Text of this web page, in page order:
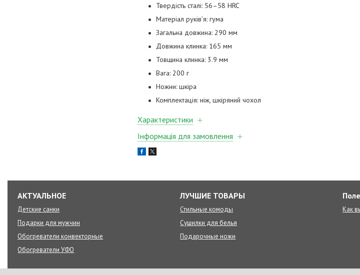
Твердість сталі: 56–58 HRC
Матеріал руків’я: гума
Загальна довжина: 290 мм
Довжина клинка: 165 мм
Товщина клинка: 3.9 мм
Вага: 200 г
Ножни: шкіра
Комплектація: ніж, шкіряний чохол
Характеристики
Інформація для замовлення
АКТУАЛЬНОЕ
Детские санки
Подарки для мужчин
Обогреватели конвекторные
Обогреватели УФО
ЛУЧШИЕ ТОВАРЫ
Стильные комоды
Сушилки для белья
Подарочные ножи
Как